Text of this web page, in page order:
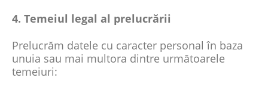
4. Temeiul legal al prelucrării
Prelucrăm datele cu caracter personal în baza
unuia sau mai multora dintre următoarele
temeiuri: